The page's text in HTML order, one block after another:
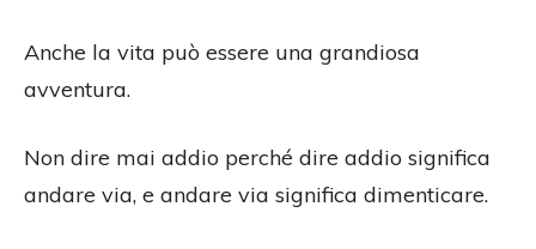
Anche la vita può essere una grandiosa
avventura.
Non dire mai addio perché dire addio significa
andare via, e andare via significa dimenticare.